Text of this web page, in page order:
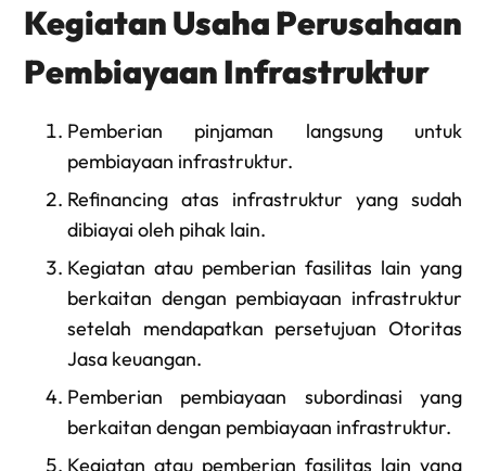
Kegiatan Usaha Perusahaan
Pembiayaan Infrastruktur
Pemberian pinjaman langsung untuk
pembiayaan infrastruktur.
Refinancing atas infrastruktur yang sudah
dibiayai oleh pihak lain.
Kegiatan atau pemberian fasilitas lain yang
berkaitan dengan pembiayaan infrastruktur
setelah mendapatkan persetujuan Otoritas
Jasa keuangan.
Pemberian pembiayaan subordinasi yang
berkaitan dengan pembiayaan infrastruktur.
Kegiatan atau pemberian fasilitas lain yang